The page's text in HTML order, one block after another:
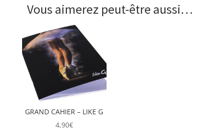
Vous aimerez peut-être aussi…
GRAND CAHIER – LIKE G
4,90€